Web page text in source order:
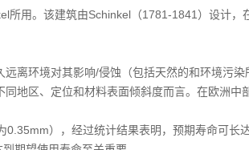
用。该建筑由Schinkel（1781-1841）设计
离环境对其影响/侵蚀（包括天然的和环境污染
地区、定位和材料表面倾斜度而言。在欧洲
），经过统计结果表明，预期寿命可